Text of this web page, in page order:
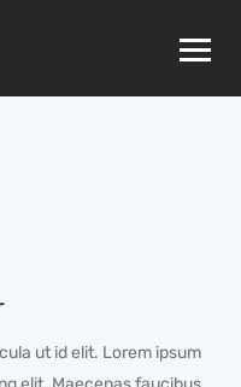
ut id elit. Lorem ipsum